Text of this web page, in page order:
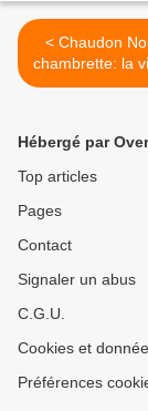
< Chaudon Norante : La
chambrette: la
rural
Hébergé par
Top articles
Pages
Contact
Signaler un abus
C.G.U.
Cookies et
Préférences